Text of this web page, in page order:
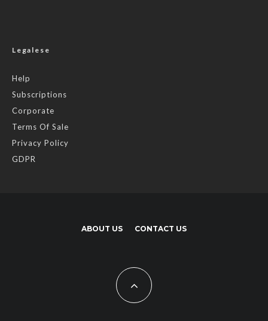
Legalese
Help
Subscriptions
Corporate
Terms Of Sale
Privacy Policy
GDPR
ABOUT US CONTACT US